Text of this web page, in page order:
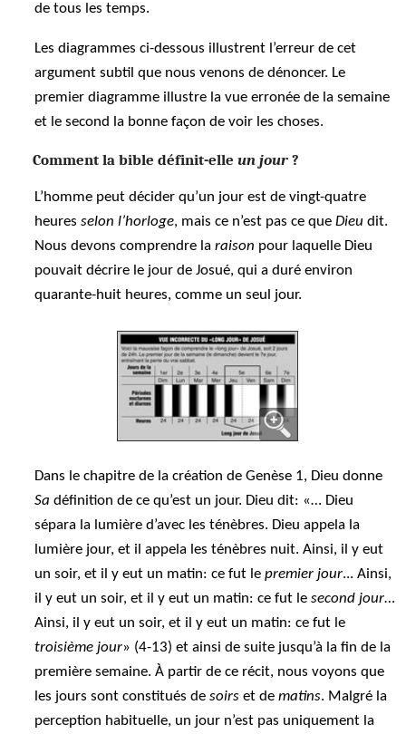
de tous les temps.
Les diagrammes ci-dessous illustrent l’erreur de cet
argument subtil que nous venons de dénoncer. Le
premier diagramme illustre la vue erronée de la semaine
et le second la bonne façon de voir les choses.
Comment la bible définit-elle un jour?
L’homme peut décider qu’un jour est de vingt-quatre
heuresselon l’horloge, mais ce n’est pas ce queDieu dit.
Nous devons comprendre laraison pour laquelle Dieu
pouvait décrire le jour de Josué, qui a duré environ
quarante-huit heures, comme un seul jour.
Dans le chapitre de la création de Genèse 1, Dieu donne
Sa définition de ce qu’est un jour. Dieu dit: «… Dieu
sépara la lumière d’avec les ténèbres. Dieu appela la
lumière jour, et il appela les ténèbres nuit. Ainsi, il y eut
un soir, et il y eut un matin: ce fut lepremier jour... Ainsi,
il y eut un soir, et il y eut un matin: ce fut lesecond jour…
Ainsi, il y eut un soir, et il y eut un matin: ce fut le
troisième jour» (4-13) et ainsi de suite jusqu’à la fin de la
première semaine. À partir de ce récit, nous voyons que
les jours sont constitués desoirs et dematins. Malgré la
perception habituelle, un jour n’est pas uniquement la